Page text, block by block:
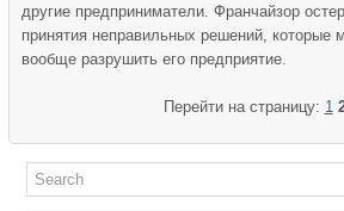
другие предприниматели. Франчайзор
принятия неправильных решений, которые
вообще разрушить его предприятие.
Перейти на страницу: 1